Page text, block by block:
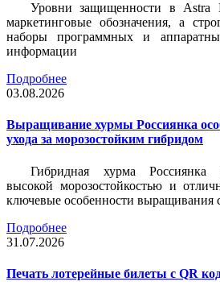
Уровни защищенности в Astra
маркетинговые обозначения, а
наборы программных и
информации
Подробнее
03.08.2026
Выращивание хурмы Россиянка
ухода за морозостойким гибридом
Гибридная хурма Россиянка
высокой морозостойкостью и
ключевые особенности выращивания
Подробнее
31.07.2026
Печать лотерейные билеты c QR